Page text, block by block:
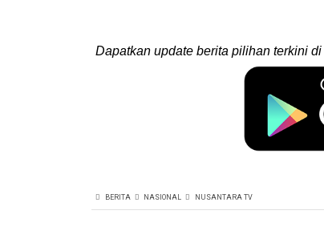
Dapatkan update berita pilihan terkini di
BERITA NASIONAL NUSANTARA TV